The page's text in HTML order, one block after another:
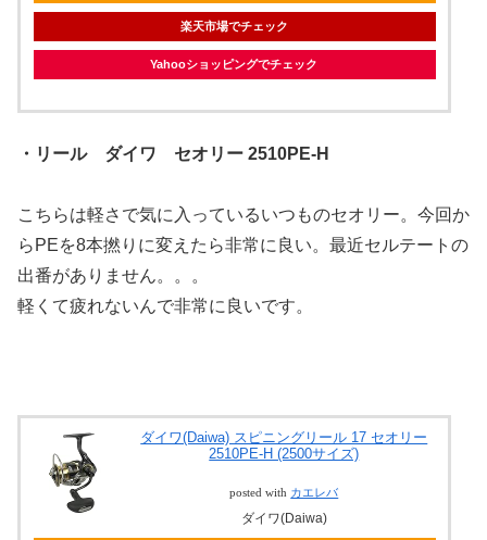
楽天市場でチェック
Yahooショッピングでチェック
・リール ダイワ セオリー 2510PE-H
こちらは軽さで気に入っているいつものセオリー。今回か
らPEを8本撚りに変えたら非常に良い。最近セルテートの
出番がありません。。。
軽くて疲れないんで非常に良いです。
ダイワ(Daiwa) スピニングリール 17 セオリー
2510PE-H (2500サイズ)
posted with カエレバ
ダイワ(Daiwa)